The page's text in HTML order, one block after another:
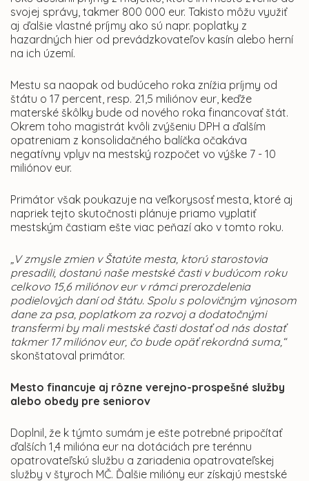
svojej správy, takmer 800 000 eur. Takisto môžu využiť
aj ďalšie vlastné príjmy ako sú napr. poplatky z
hazardných hier od prevádzkovateľov kasín alebo herní
na ich území.
Mestu sa naopak od budúceho roka znížia príjmy od
štátu o 17 percent, resp. 21,5 miliónov eur, keďže
materské škôlky bude od nového roka financovať štát.
Okrem toho magistrát kvôli zvýšeniu DPH a ďalším
opatreniam z konsolidačného balíčka očakáva
negatívny vplyv na mestský rozpočet vo výške 7 - 10
miliónov eur.
Primátor však poukazuje na veľkorysosť mesta, ktoré aj
napriek tejto skutočnosti plánuje priamo vyplatiť
mestským častiam ešte viac peňazí ako v tomto roku.
„V zmysle zmien v Štatúte mesta, ktorú starostovia
presadili, dostanú naše mestské časti v budúcom roku
celkovo 15,6 miliónov eur v rámci prerozdelenia
podielových daní od štátu. Spolu s polovičným výnosom
dane za psa, poplatkom za rozvoj a dodatočnými
transfermi by mali mestské časti dostať od nás dostať
takmer 17 miliónov eur, čo bude opäť rekordná suma,“
skonštatoval primátor.
Mesto financuje aj rôzne verejno-prospešné služby
alebo obedy pre seniorov
Doplnil, že k týmto sumám je ešte potrebné pripočítať
ďalších 1,4 milióna eur na dotáciách pre terénnu
opatrovateľskú službu a zariadenia opatrovateľskej
služby v štyroch MČ. Ďalšie milióny eur získajú mestské